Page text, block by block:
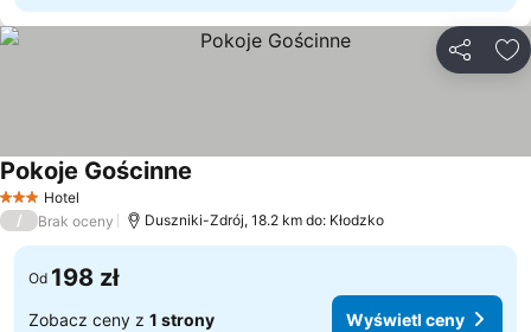
3 Kategoria
Hotel
Pokoje Gościnne
/ Brak oceny Duszniki-Zdrój, 18.2 km do: Kłodzko
Od 198 zł
Zobacz ceny z 1 strony Wyświetl ceny